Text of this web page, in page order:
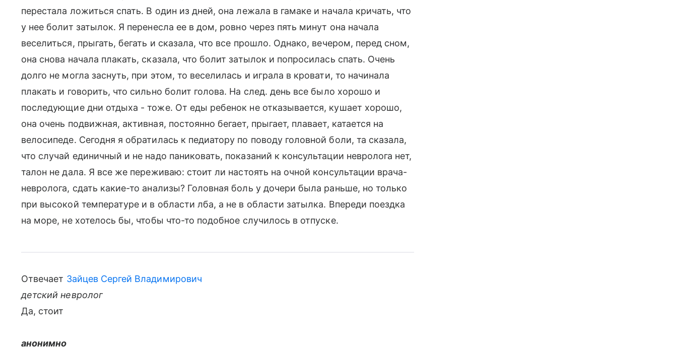
перестала ложиться спать. В один из дней, она лежала в гамаке и начала кричать, что
у нее болит затылок. Я перенесла ее в дом, ровно через пять минут она начала
веселиться, прыгать, бегать и сказала, что все прошло. Однако, вечером, перед сном,
она снова начала плакать, сказала, что болит затылок и попросилась спать. Очень
долго не могла заснуть, при этом, то веселилась и играла в кровати, то начинала
плакать и говорить, что сильно болит голова. На след. день все было хорошо и
последующие дни отдыха - тоже. От еды ребенок не отказывается, кушает хорошо,
она очень подвижная, активная, постоянно бегает, прыгает, плавает, катается на
велосипеде. Сегодня я обратилась к педиатору по поводу головной боли, та сказала,
что случай единичный и не надо паниковать, показаний к консультации невролога нет,
талон не дала. Я все же переживаю: стоит ли настоять на очной консультации врача-
невролога, сдать какие-то анализы? Головная боль у дочери была раньше, но только
при высокой температуре и в области лба, а не в области затылка. Впереди поездка
на море, не хотелось бы, чтобы что-то подобное случилось в отпуске.
Отвечает Зайцев Сергей Владимирович
детский невролог
Да, стоит
анонимно